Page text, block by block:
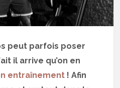
peut parfois poser
il arrive qu’on en
entraînement ! Afin